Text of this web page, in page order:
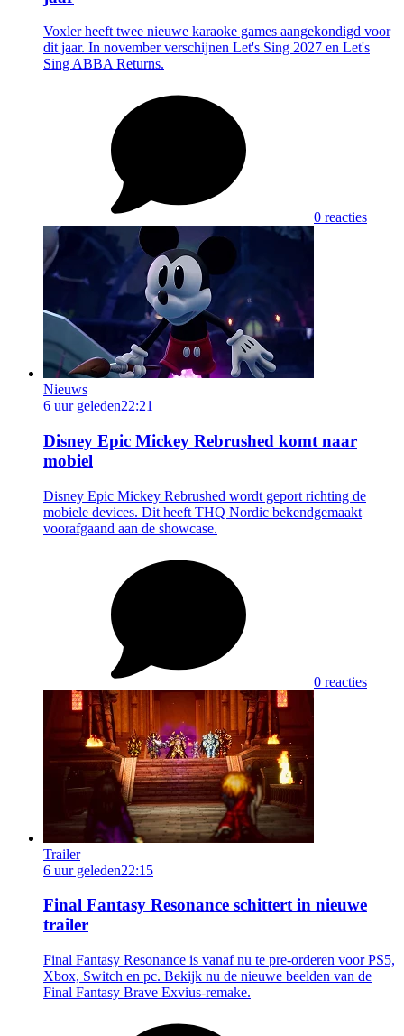
Voxler heeft twee nieuwe karaoke games aangekondigd voor
dit jaar. In november verschijnen Let's Sing 2027 en Let's
Sing ABBA Returns.
0 reacties
Nieuws
6 uur geleden22:21
Disney Epic Mickey Rebrushed komt naar
mobiel
Disney Epic Mickey Rebrushed wordt geport richting de
mobiele devices. Dit heeft THQ Nordic bekendgemaakt
voorafgaand aan de showcase.
0 reacties
Trailer
6 uur geleden22:15
Final Fantasy Resonance schittert in nieuwe
trailer
Final Fantasy Resonance is vanaf nu te pre-orderen voor PS5,
Xbox, Switch en pc. Bekijk nu de nieuwe beelden van de
Final Fantasy Brave Exvius-remake.